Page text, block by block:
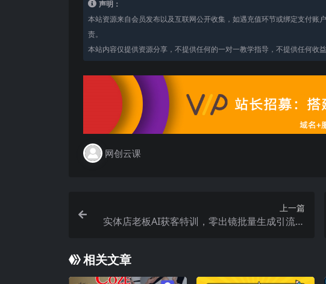
声明：
本站资源来自会员发布以及互联网公开收集，如遇充值环节或绑定支付账
责。
本站内容仅提供资源分享，不提供任何的一对一教学指导，不提供任何收
网创云课
上一篇
实体店老板AI获客特训，零出镜批量生成引流视
相关文章